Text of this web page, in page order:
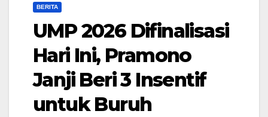
BERITA
UMP 2026 Difinalisasi
Hari Ini, Pramono
Janji Beri 3 Insentif
untuk Buruh